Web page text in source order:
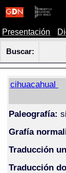
Presentación
Buscar:
cihuacahual
Paleografía:
Grafía
Traducción
Traducción